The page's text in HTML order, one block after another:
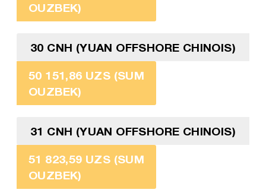
OUZBEK)
30 CNH (YUAN OFFSHORE CHINOIS)
50 151,86 UZS (SUM
OUZBEK)
31 CNH (YUAN OFFSHORE CHINOIS)
51 823,59 UZS (SUM
OUZBEK)